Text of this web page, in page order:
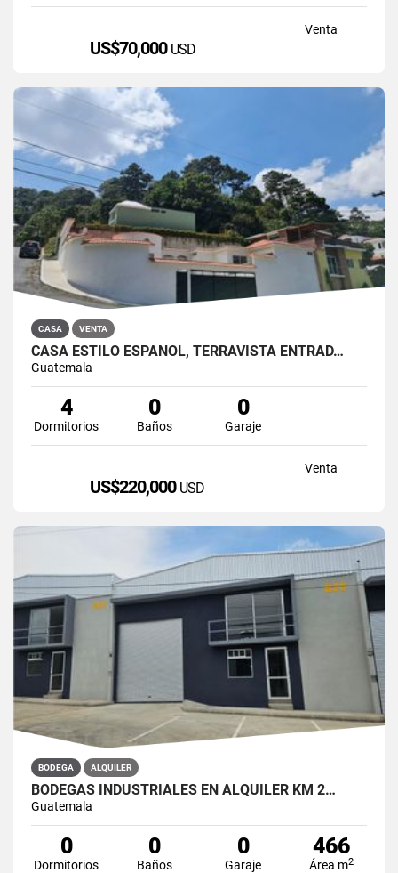
Venta
US$70,000 USD
CASA VENTA
CASA ESTILO ESPAÑOL, TERRAVISTA ENTRAD…
Guatemala
4
Dormitorios
0
Baños
0
Garaje
Venta
US$220,000 USD
BODEGA ALQUILER
BODEGAS INDUSTRIALES EN ALQUILER KM 2…
Guatemala
0
Dormitorios
0
Baños
0
Garaje
466
Área m2